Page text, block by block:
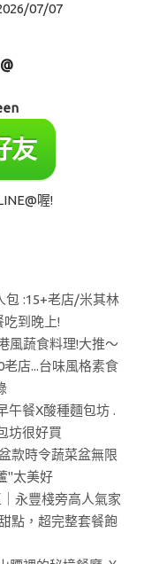
07/07
喔!
包 :15+老店/米其林
到晚上!
風蔬食料理!大推～
店...台味風格素食
午餐X酸種麵包坊 .
坊很好買
款時令蔬菜盆無限
"太美好
永豐棧旁高人氣家
點，超完整套餐飽